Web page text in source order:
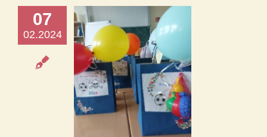
07
02.2024